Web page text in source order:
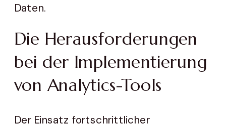
Daten.
Die Herausforderungen
bei der Implementierung
von Analytics-Tools
Der Einsatz fortschrittlicher